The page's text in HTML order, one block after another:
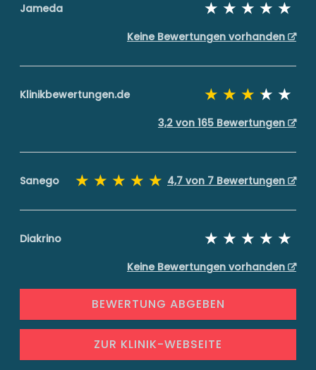
Jameda
Keine Bewertungen vorhanden
Klinikbewertungen.de
3,2 von 165 Bewertungen
Sanego 4,7 von 7 Bewertungen
Diakrino
Keine Bewertungen vorhanden
BEWERTUNG ABGEBEN
ZUR KLINIK-WEBSEITE